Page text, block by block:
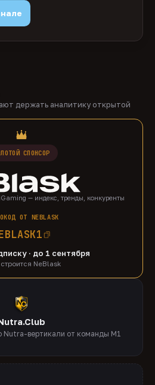
держать аналитику открытой
СПОНСОР
— индекс, тренды, конкуренты
ОТ NEBLASK
· до 1 сентября
NeBlask
Nutra-вертикали от команды M1